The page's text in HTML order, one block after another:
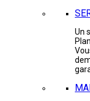
Un